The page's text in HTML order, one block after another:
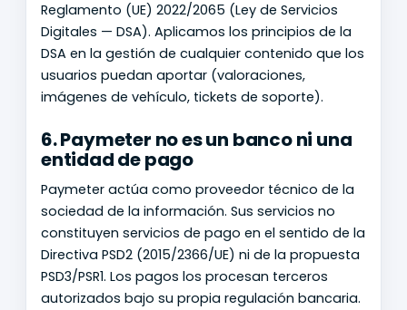
Reglamento (UE) 2022/2065 (Ley de Servicios
Digitales — DSA). Aplicamos los principios de la
DSA en la gestión de cualquier contenido que los
usuarios puedan aportar (valoraciones,
imágenes de vehículo, tickets de soporte).
6. Paymeter no es un banco ni una
entidad de pago
Paymeter actúa como proveedor técnico de la
sociedad de la información. Sus servicios no
constituyen servicios de pago en el sentido de la
Directiva PSD2 (2015/2366/UE) ni de la propuesta
PSD3/PSR1. Los pagos los procesan terceros
autorizados bajo su propia regulación bancaria.